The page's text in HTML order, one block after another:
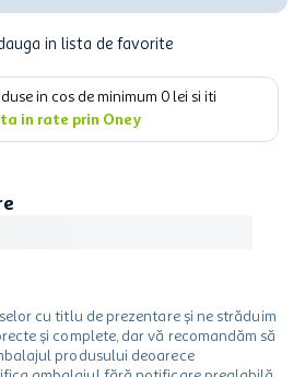
in lista de favorite
in cos de minimum 0 lei si iti
in rate prin Oney
cu titlu de prezentare și ne străduim
și complete, dar vă recomandăm să
produsului deoarece